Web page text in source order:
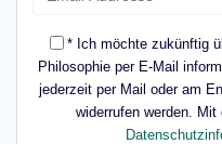
* Ich möchte zukünftig
Philosophie per E-Mail
jederzeit per Mail oder am
widerrufen werden. Mit